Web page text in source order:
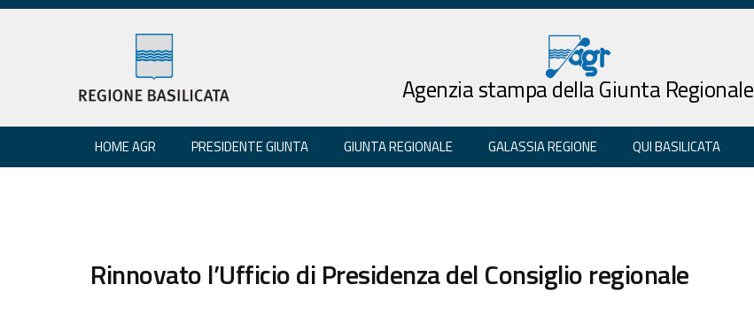
Agenzia stampa della Giunta Regionale
HOME AGR PRESIDENTE GIUNTA GIUNTA REGIONALE GALASSIA REGIONE QUI BASILICATA
Rinnovato l’Ufficio di Presidenza del Consiglio regionale